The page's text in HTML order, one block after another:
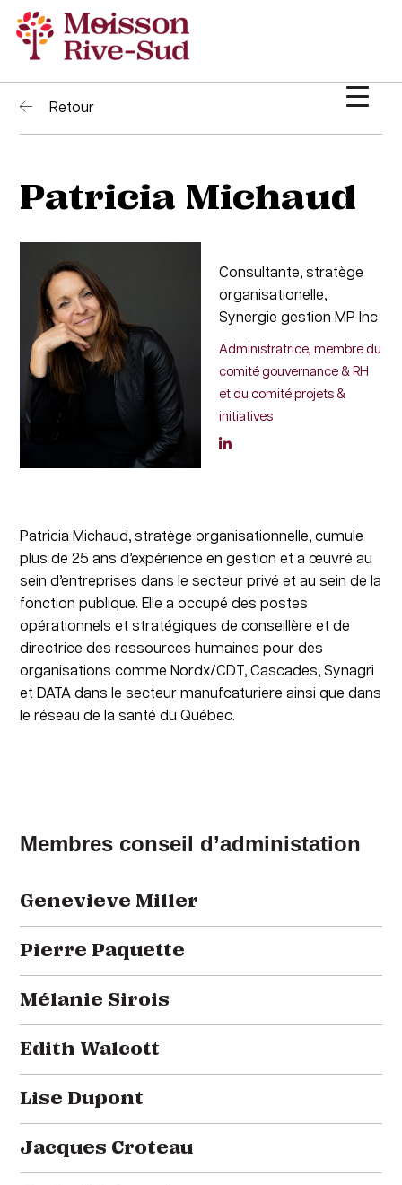
Retour
Patricia Michaud
Consultante, stratège
organisationelle,
Synergie gestion MP Inc
Administratrice, membre du
comité gouvernance & RH
et du comité projets &
initiatives
Patricia Michaud, stratège organisationnelle, cumule
plus de 25 ans d’expérience en gestion et a œuvré au
sein d’entreprises dans le secteur privé et au sein de la
fonction publique. Elle a occupé des postes
opérationnels et stratégiques de conseillère et de
directrice des ressources humaines pour des
organisations comme Nordx/CDT, Cascades, Synagri
et DATA dans le secteur manufcaturiere ainsi que dans
le réseau de la santé du Québec.
Membres conseil d’administation
Genevieve Miller
Pierre Paquette
Mélanie Sirois
Edith Walcott
Lise Dupont
Jacques Croteau